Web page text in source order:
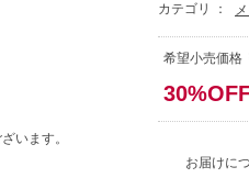
います。
カテゴリ ：
希望小売価
お届けに